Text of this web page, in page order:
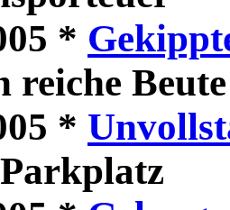
*
reiche Beute
*